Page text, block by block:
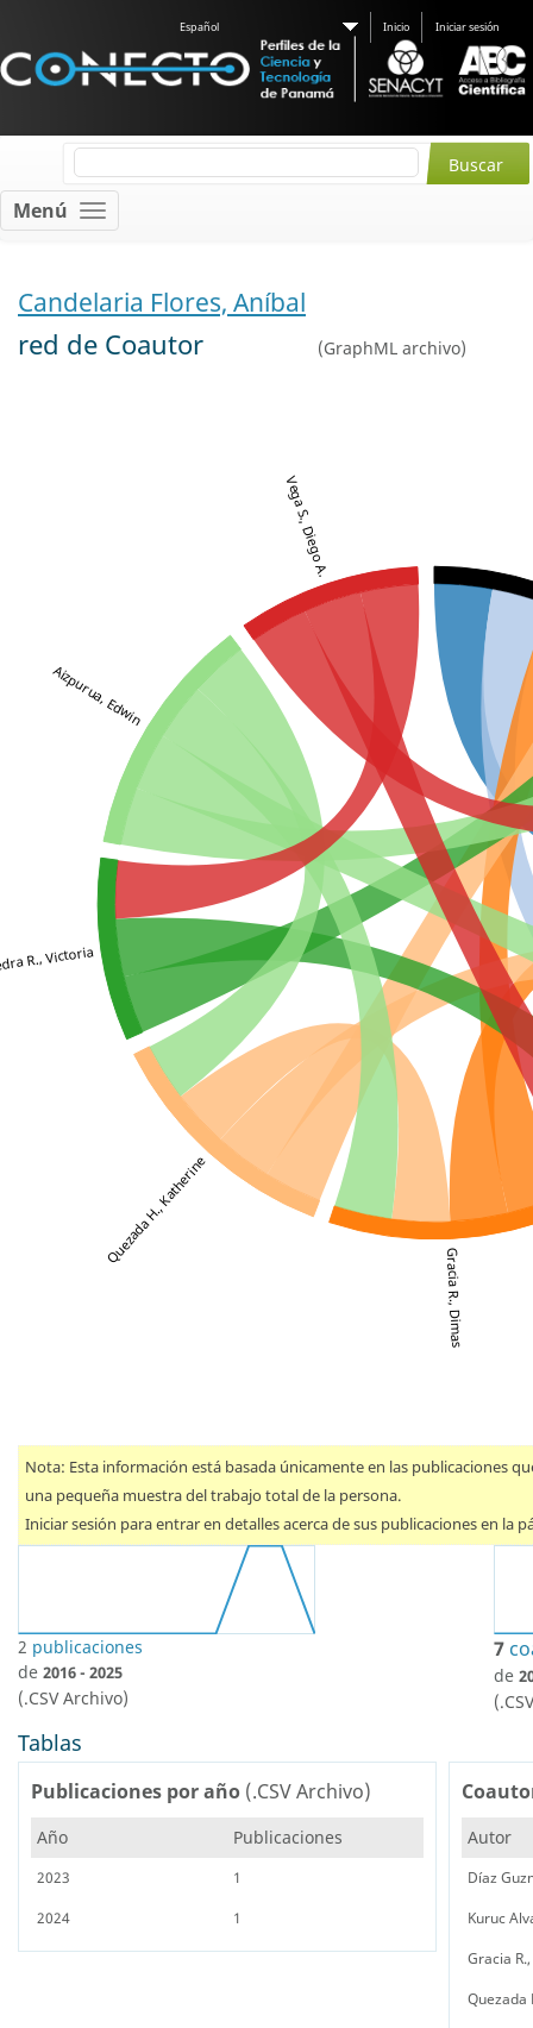
Español Inicio Iniciar sesión
Menú
Candelaria Flores, Aníbal
red de Coautor (GraphML archivo)
Gracia R., Dimas
Quezada H., Katherine
R., Victoria
Aizpurua, Edwin
Vega S., Diego A.
Nota: Esta información está basada únicamente en las publicaciones
una pequeña muestra del trabajo total de la persona.
Iniciar sesión para entrar en detalles acerca de sus publicaciones en la
2 publicaciones
de 2016 - 2025
(.CSV Archivo)
7
de
Tablas
Publicaciones por año (.CSV Archivo)
Año Publicaciones
2023
1
2024
1
Autor
Díaz
Kuruc
Gracia
Quezada